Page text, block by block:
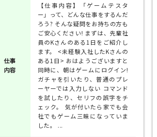
仕事
内容
【仕事内容】「ゲームテスタ
ー」って、どんな仕事をするんだ
ろう? そんな疑問をお持ちの方も
ご安心ください! まずは、先輩社
員のKさんのある1日をご紹介し
ます。 <未経験入社したKさんの
ある1日> おはようございますと
同時に、朝はゲームにログイン!
ガチャを引いたり、普通のプレ
ーヤーでは入力しない コマンド
を試したり、セリフの誤字をチ
ェック。 気が付いたら家でも会
社でもゲーム三昧になっていま
した。 ...